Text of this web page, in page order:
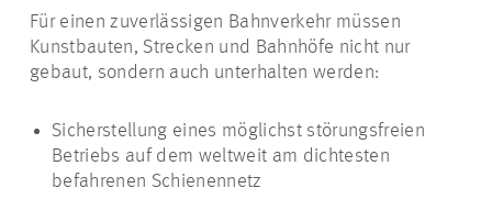
Für einen zuverlässigen Bahnverkehr müssen
Kunstbauten, Strecken und Bahnhöfe nicht nur
gebaut, sondern auch unterhalten werden:
Sicherstellung eines möglichst störungsfreien
Betriebs auf dem weltweit am dichtesten
befahrenen Schienennetz